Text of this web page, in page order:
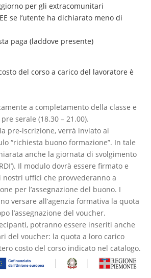
per gli extracomunitari
se l’utente ha dichiarato meno di
paga (laddove presente)
del corso a carico del lavoratore è
a completamento della classe e
serale (18.30 – 21.00).
pre-iscrizione, verrà inviato ai
“richiesta buono formazione”. In tale
anche la giornata di svolgimento
Il modulo dovrà essere firmato e
nostri uffici che provvederanno a
per l’assegnazione del buono. I
versare all’agenzia formativa la quota
l’assegnazione del voucher.
potranno essere inseriti anche
del voucher: la quota a loro carico
costo del corso indicato nel catalogo.